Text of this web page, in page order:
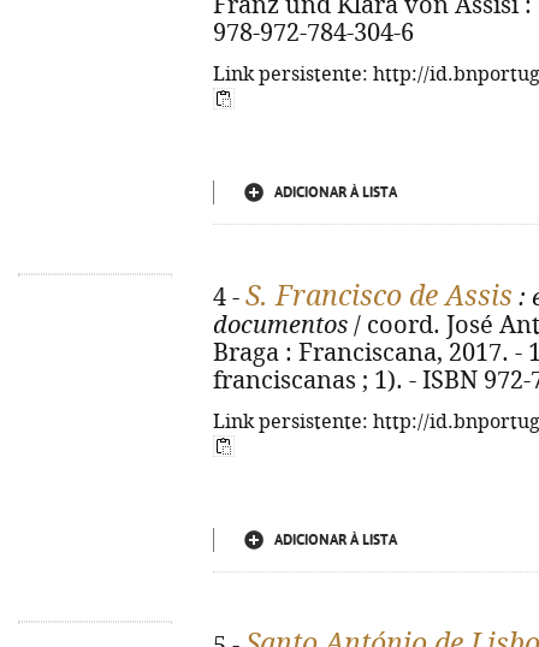
978-972-784-304-6
Link persistente: http://
ADICIONAR À LISTA
4 - S. Francisco de Assis :
documentos / coord. José
Braga : Franciscana, 2017. -
franciscanas ; 1). - ISBN 972-
Link persistente: http://
ADICIONAR À LISTA